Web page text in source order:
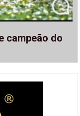
campeão do